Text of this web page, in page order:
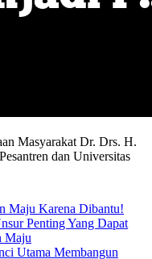
Masyarakat Dr. Drs. H.
dan Universitas
Maju Karena Dibantu!
Penting Yang Dapat
Maju
Utama Membangun